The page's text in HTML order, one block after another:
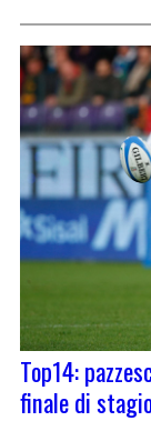
Top14:
finale di